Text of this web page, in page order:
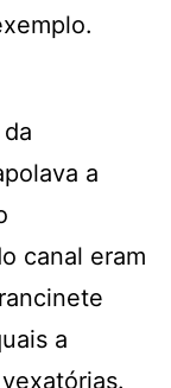
a
canal eram
a